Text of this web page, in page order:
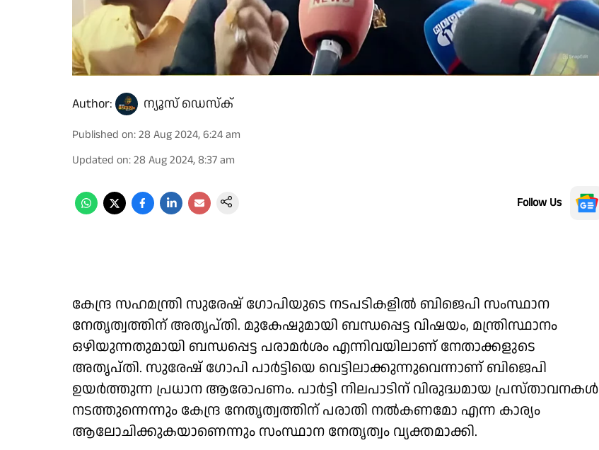
Author: ന്യൂസ് ഡെസ്ക്
Published on:28 Aug 2024, 6:24 am
Updated on:28 Aug 2024, 8:37 am
Follow Us
കേന്ദ്ര സഹമന്ത്രി സുരേഷ് ഗോപിയുടെ നടപടികളിൽ ബിജെപി സംസ്ഥാന
നേതൃത്വത്തിന് അതൃപ്തി. മുകേഷുമായി ബന്ധപ്പെട്ട വിഷയം, മന്ത്രിസ്ഥാനം
ഒഴിയുന്നതുമായി ബന്ധപ്പെട്ട പരാമർശം എന്നിവയിലാണ് നേതാക്കളുടെ
അതൃപ്തി. സുരേഷ് ഗോപി പാർട്ടിയെ വെട്ടിലാക്കുന്നുവെന്നാണ് ബിജെപി
ഉയർത്തുന്ന പ്രധാന ആരോപണം. പാർട്ടി നിലപാടിന് വിരുദ്ധമായ പ്രസ്താവനകൾ
നടത്തുന്നെന്നും കേന്ദ്ര നേതൃത്വത്തിന് പരാതി നൽകണമോ എന്ന കാര്യം
ആലോചിക്കുകയാണെന്നും സംസ്ഥാന നേതൃത്വം വ്യക്തമാക്കി.